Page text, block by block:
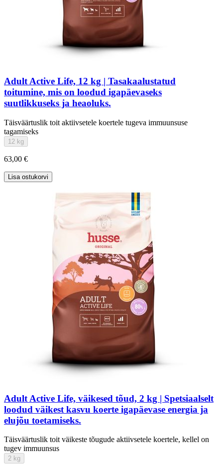
Adult Active Life, 12 kg | Tasakaalustatud
toitumine, mis on loodud igapäevaseks
suutlikkuseks ja heaoluks.
Täisväärtuslik toit aktiivsetele koertele tugeva immuunsuse
tagamiseks
12 kg
63,00 €
Lisa ostukorvi
Adult Active Life, väikesed tõud, 2 kg | Spetsiaalselt
loodud väikest kasvu koerte igapäevase energia ja
elujõu toetamiseks.
Täisväärtuslik toit väikeste tõugude aktiivsetele koertele, kellel on
tugev immuunsus
2 kg